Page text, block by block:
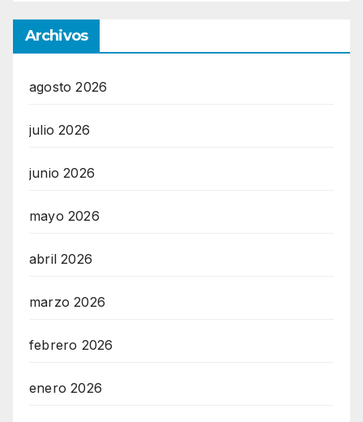
Archivos
agosto 2026
julio 2026
junio 2026
mayo 2026
abril 2026
marzo 2026
febrero 2026
enero 2026